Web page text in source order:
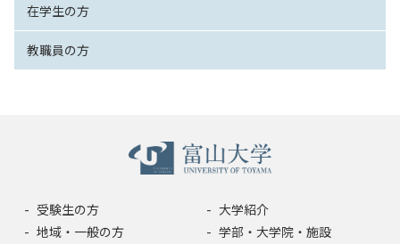
在学生の方
教職員の方
受験生の方
地域・一般の方
大学紹介
学部・大学院・施設